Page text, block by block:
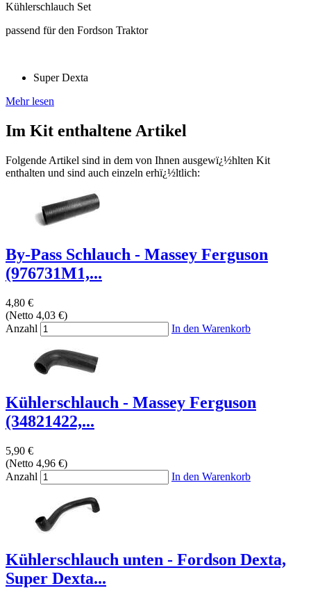
Kühlerschlauch Set
passend für den Fordson Traktor
Super Dexta
Mehr lesen
Im Kit enthaltene Artikel
Folgende Artikel sind in dem von Ihnen ausgewï¿½hlten Kit
enthalten und sind auch einzeln erhï¿½ltlich:
By-Pass Schlauch - Massey Ferguson
(976731M1,...
4,80 €
(Netto 4,03 €)
Anzahl
In den Warenkorb
Kühlerschlauch - Massey Ferguson
(34821422,...
5,90 €
(Netto 4,96 €)
Anzahl
In den Warenkorb
Kühlerschlauch unten - Fordson Dexta,
Super Dexta...